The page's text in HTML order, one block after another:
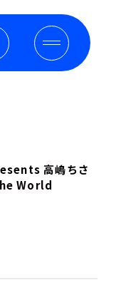
高嶋ちさ
World